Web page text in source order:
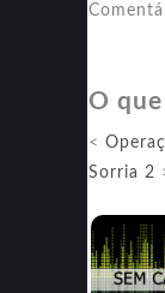
O
<
Sorria 2